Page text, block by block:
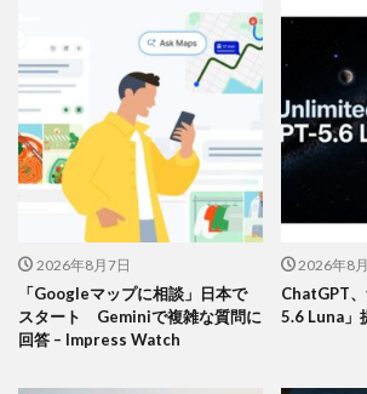
2026年8月7日
「Googleマップに相談」日本で
スタート Geminiで複雑な質問に
回答 – Impress Watch
2026年8
ChatGPT
5.6 Luna」